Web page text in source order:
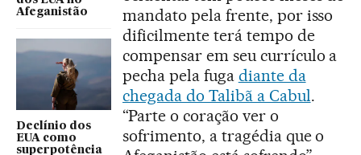
Afeganistão
Declínio dos
EUA como
superpotência
mandato pela frente, por isso
dificilmente terá tempo de
compensar em seu currículo a
pecha pela fuga diante da
chegada do Talibã a Cabul.
“Parte o coração ver o
sofrimento, a tragédia que o